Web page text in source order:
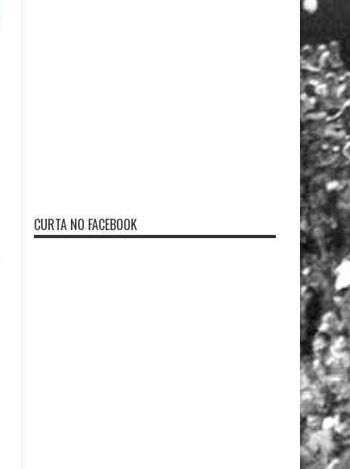
CURTA NO FACEBOOK